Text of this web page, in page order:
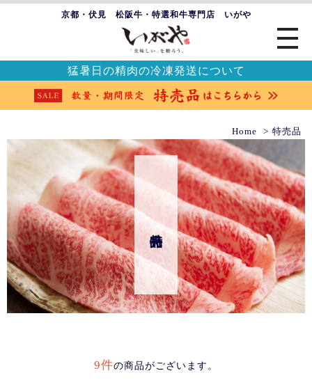
京都・伏見 松阪牛・特選和牛専門店 いがや
猛暑日の精肉の冷凍発送について
Home 特売品
9件の商品がございます。